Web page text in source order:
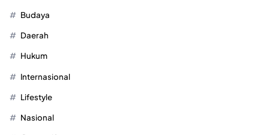
Budaya
Daerah
Hukum
Internasional
Lifestyle
Nasional